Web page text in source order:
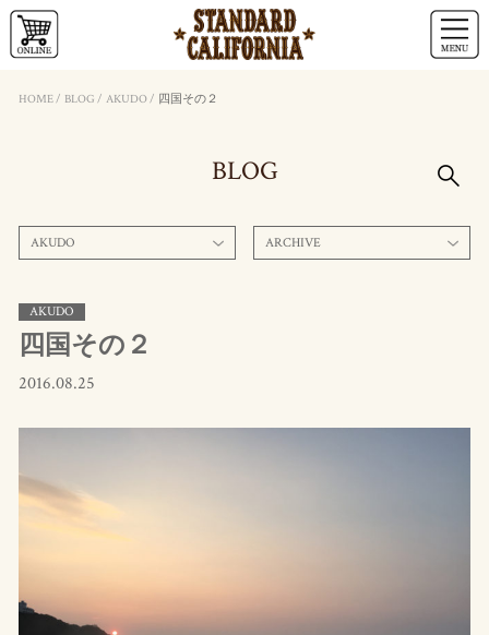
HOME/ BLOG / AKUDO/ 四国その２
BLOG
AKUDO ARCHIVE
AKUDO
四国その２
2016.08.25